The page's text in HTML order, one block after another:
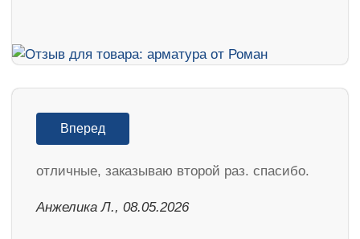
Вперед
отличные, заказываю второй раз. спасибо.
Анжелика Л., 08.05.2026